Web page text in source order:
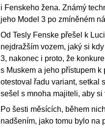
i Fenskeho žena. Známý
jeho Model 3 po zmíněném
Od Tesly Fenske přešel k
nejdražším vozem, jaký si
3, nakonec i proto, že
s Muskem a jeho přístupem
otestoval řadu variant, setkal
sešel s mnoha majiteli, aby
Po šesti měsících, během
nadšením, jako tomu bylo na